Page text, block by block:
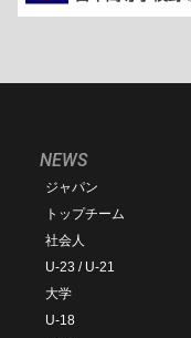
NEWS
ジャパン
トップチーム
社会人
U-23 / U-21
大学
U-18